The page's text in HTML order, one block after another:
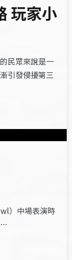
玩家小
民眾來說是一
引發侵擾第三
）中場表演時
…